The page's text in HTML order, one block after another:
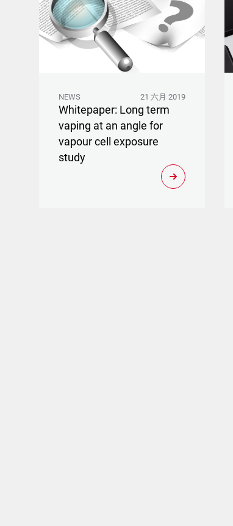
NEWS 21 六月 2019
Whitepaper: Long term
vaping at an angle for
vapour cell exposure
study